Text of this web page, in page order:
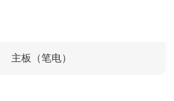
主板（笔电）